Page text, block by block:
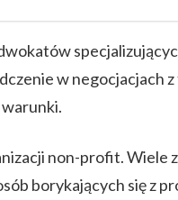
w negocjacjach
non-profit. Wiele
borykających się z